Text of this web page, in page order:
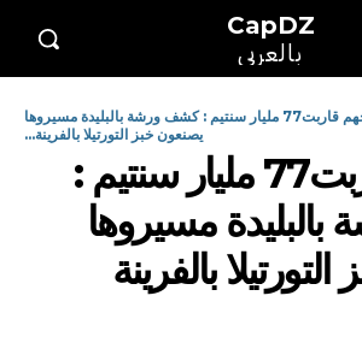
CapDZ
بالعربي
أرباحهم قاربت77 مليار سنتيم : كشف ورشة بالبليدة مسيروها
يصنعون خبز التورتيلا بالفرينة...
أرباحهم قاربت77 مليار سنتيم :
مسيروها
بالفرينة